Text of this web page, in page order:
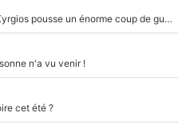
Victime de racisme contre Murray, Kyrgios pousse un énorme coup de gueule !
n'a vu venir !
cet été ?